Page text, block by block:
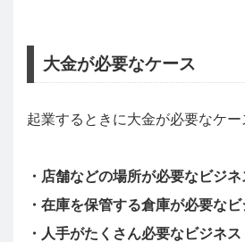
大金が必要なケース
起業するときに大金が必要なケー
・店舗などの場所が必要なビジネ
・在庫を保管する倉庫が必要なビ
・人手がたくさん必要なビジネス